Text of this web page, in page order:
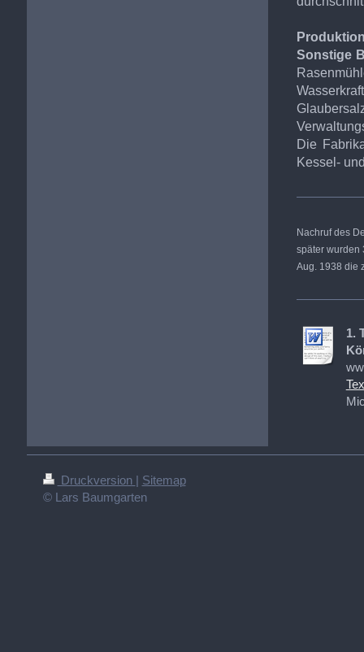
Sonstige
Die
Kessel-
Nachruf des
später wurden
Aug. 1938 die
1.
Druckversion | Sitemap
© Lars Baumgarten